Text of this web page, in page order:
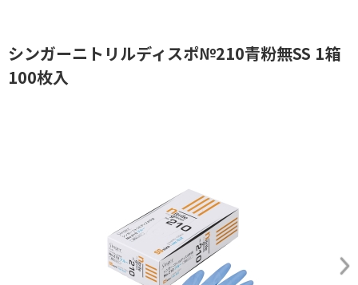
シンガーニトリルディスポ№210青粉無SS 1箱
100枚入